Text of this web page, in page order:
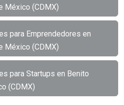
México (CDMX)
para Emprendedores en
México (CDMX)
para Startups en Benito
(CDMX)